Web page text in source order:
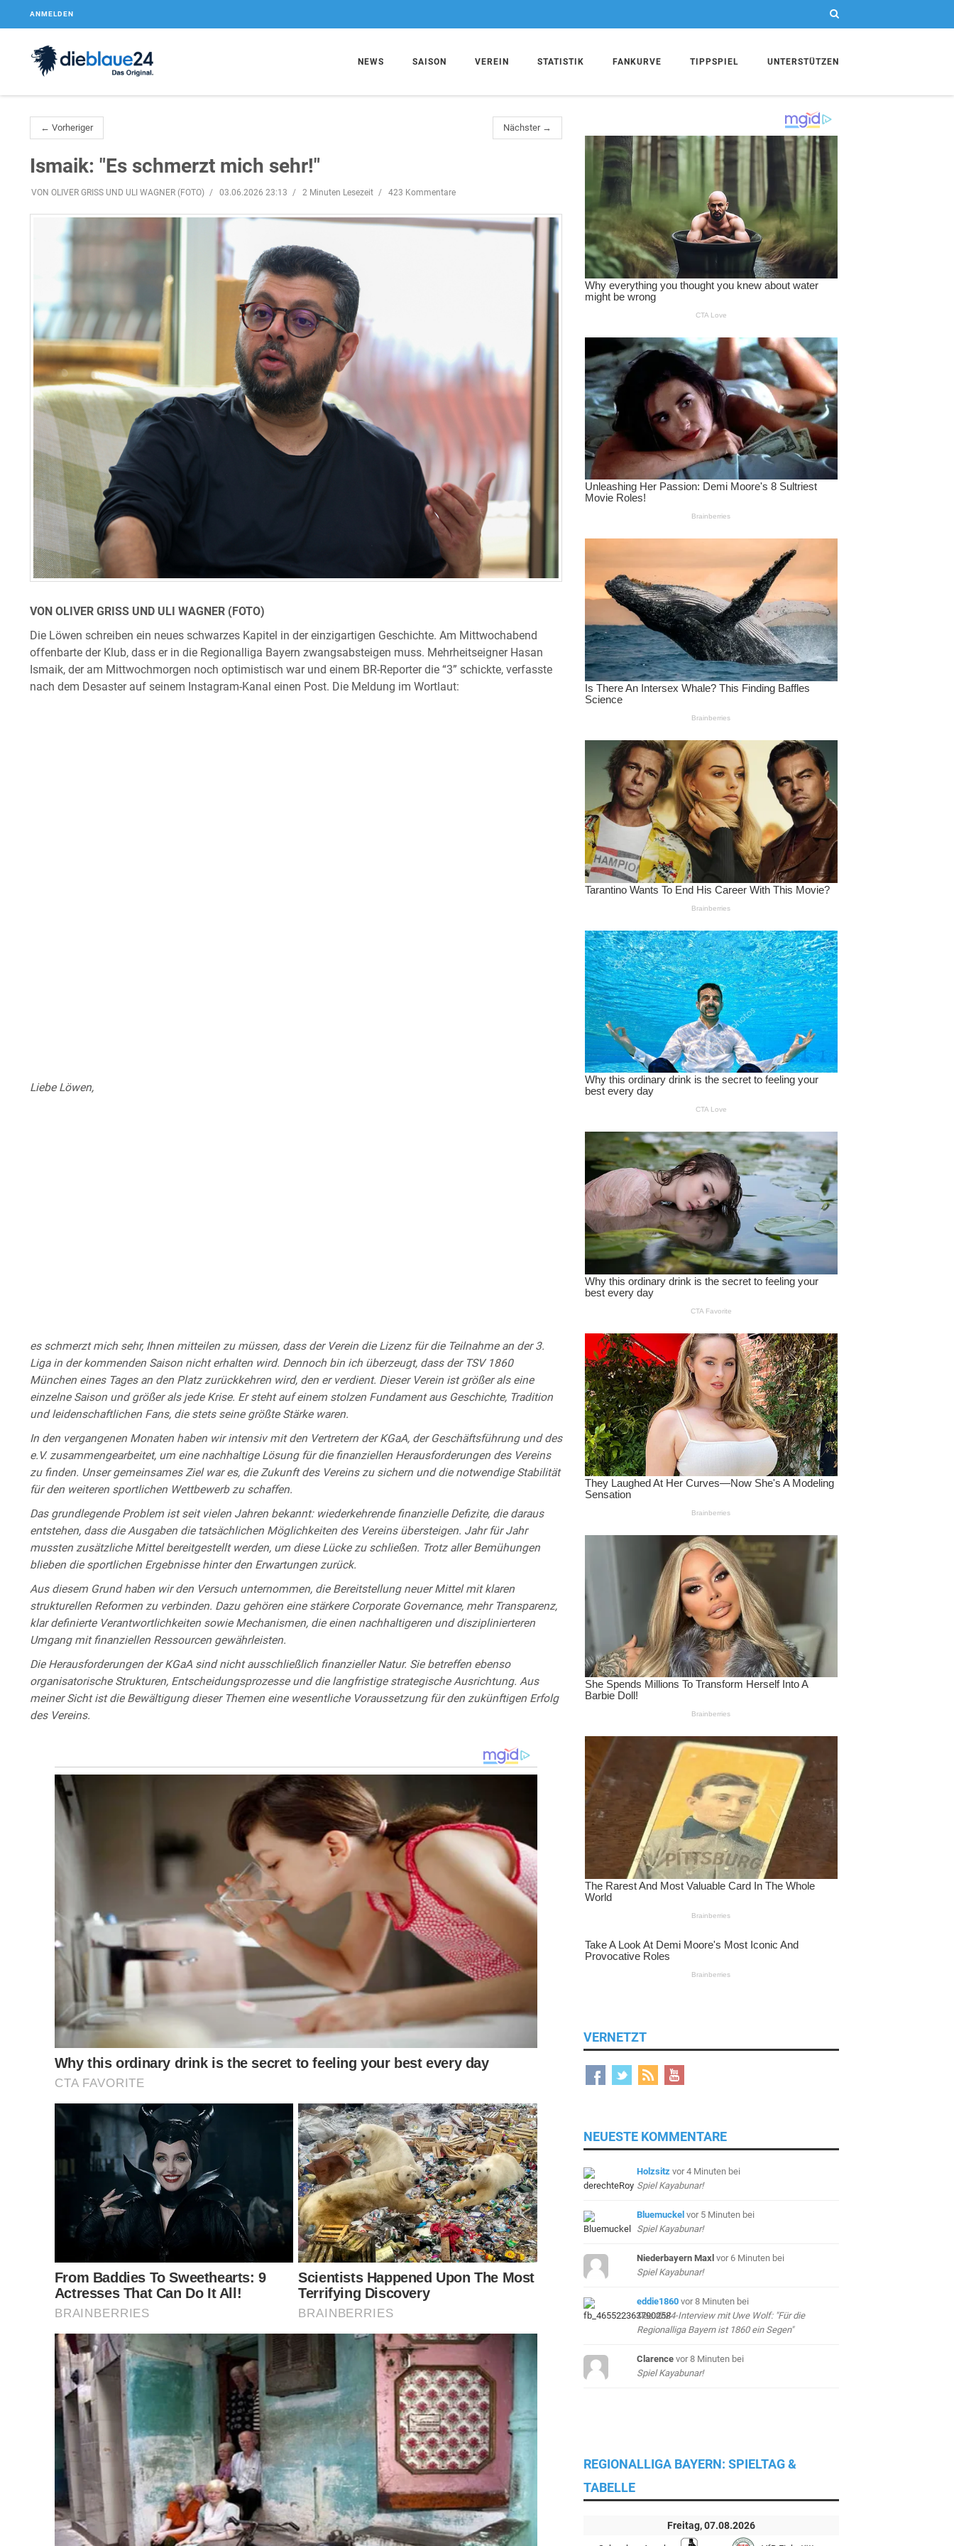
ANMELDEN
NEWS SAISON VEREIN STATISTIK FANKURVE TIPPSPIEL UNTERSTÜTZEN
← Vorheriger Nächster →
Ismaik: "Es schmerzt mich sehr!"
VON OLIVER GRISS UND ULI WAGNER (FOTO) 03.06.2026 23:13 2 Minuten Lesezeit 423 Kommentare
VON OLIVER GRISS UND ULI WAGNER (FOTO)
Die Löwen schreiben ein neues schwarzes Kapitel in der einzigartigen Geschichte. Am Mittwochabend
offenbarte der Klub, dass er in die Regionalliga Bayern zwangsabsteigen muss. Mehrheitseigner Hasan
Ismaik, der am Mittwochmorgen noch optimistisch war und einem BR-Reporter die “3” schickte, verfasste
nach dem Desaster auf seinem Instagram-Kanal einen Post. Die Meldung im Wortlaut:
Liebe Löwen,
es schmerzt mich sehr, Ihnen mitteilen zu müssen, dass der Verein die Lizenz für die Teilnahme an der 3.
Liga in der kommenden Saison nicht erhalten wird. Dennoch bin ich überzeugt, dass der TSV 1860
München eines Tages an den Platz zurückkehren wird, den er verdient. Dieser Verein ist größer als eine
einzelne Saison und größer als jede Krise. Er steht auf einem stolzen Fundament aus Geschichte, Tradition
und leidenschaftlichen Fans, die stets seine größte Stärke waren.
In den vergangenen Monaten haben wir intensiv mit den Vertretern der KGaA, der Geschäftsführung und des
e.V. zusammengearbeitet, um eine nachhaltige Lösung für die finanziellen Herausforderungen des Vereins
zu finden. Unser gemeinsames Ziel war es, die Zukunft des Vereins zu sichern und die notwendige Stabilität
für den weiteren sportlichen Wettbewerb zu schaffen.
Das grundlegende Problem ist seit vielen Jahren bekannt: wiederkehrende finanzielle Defizite, die daraus
entstehen, dass die Ausgaben die tatsächlichen Möglichkeiten des Vereins übersteigen. Jahr für Jahr
mussten zusätzliche Mittel bereitgestellt werden, um diese Lücke zu schließen. Trotz aller Bemühungen
blieben die sportlichen Ergebnisse hinter den Erwartungen zurück.
Aus diesem Grund haben wir den Versuch unternommen, die Bereitstellung neuer Mittel mit klaren
strukturellen Reformen zu verbinden. Dazu gehören eine stärkere Corporate Governance, mehr Transparenz,
klar definierte Verantwortlichkeiten sowie Mechanismen, die einen nachhaltigeren und disziplinierteren
Umgang mit finanziellen Ressourcen gewährleisten.
Die Herausforderungen der KGaA sind nicht ausschließlich finanzieller Natur. Sie betreffen ebenso
organisatorische Strukturen, Entscheidungsprozesse und die langfristige strategische Ausrichtung. Aus
meiner Sicht ist die Bewältigung dieser Themen eine wesentliche Voraussetzung für den zukünftigen Erfolg
des Vereins.
VERNETZT
NEUESTE KOMMENTARE
Holzsitz vor 4 Minuten bei
Spiel Kayabunar!
Bluemuckel vor 5 Minuten bei
Spiel Kayabunar!
Niederbayern Maxl vor 6 Minuten bei
Spiel Kayabunar!
eddie1860 vor 8 Minuten bei
Das db24-Interview mit Uwe Wolf: "Für die
Regionalliga Bayern ist 1860 ein Segen"
Clarence vor 8 Minuten bei
Spiel Kayabunar!
REGIONALLIGA BAYERN: SPIELTAG &
TABELLE
Freitag, 07.08.2026